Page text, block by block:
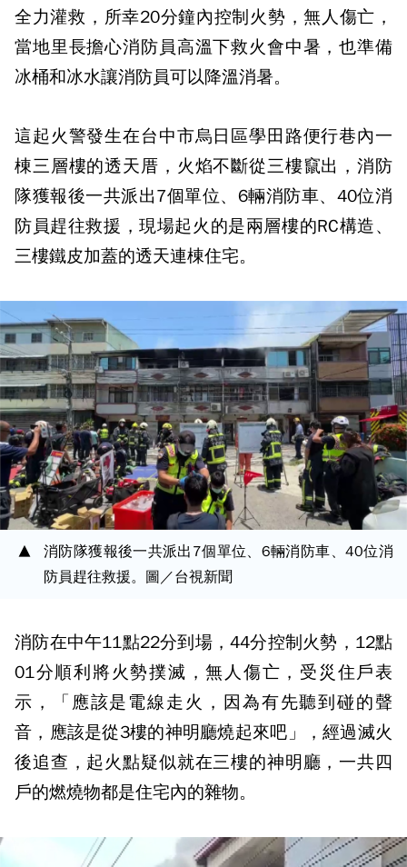
全力灌救，所幸20分鐘內控制火勢，無人傷亡，
當地里長擔心消防員高溫下救火會中暑，也準備
冰桶和冰水讓消防員可以降溫消暑。
這起火警發生在台中市烏日區學田路便行巷內一
棟三層樓的透天厝，火焰不斷從三樓竄出，消防
隊獲報後一共派出7個單位、6輛消防車、40位消
防員趕往救援，現場起火的是兩層樓的RC構造、
三樓鐵皮加蓋的透天連棟住宅。
消防隊獲報後一共派出7個單位、6輛消防車、40位消
防員趕往救援。圖／台視新聞
消防在中午11點22分到場，44分控制火勢，12點
01分順利將火勢撲滅，無人傷亡，受災住戶表
示，「應該是電線走火，因為有先聽到碰的聲
音，應該是從3樓的神明廳燒起來吧」，經過滅火
後追查，起火點疑似就在三樓的神明廳，一共四
戶的燃燒物都是住宅內的雜物。